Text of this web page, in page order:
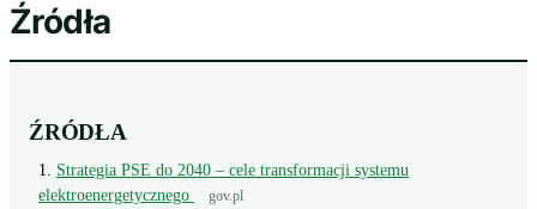
Źródła
ŹRÓDŁA
Strategia PSE do 2040 – cele transformacji systemu
elektroenergetycznego
gov.pl